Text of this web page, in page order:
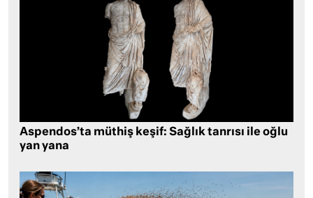
Aspendos’ta müthiş keşif: Sağlık tanrısı ile oğlu
yan yana